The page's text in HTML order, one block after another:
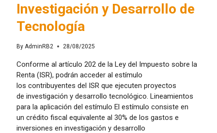
Investigación y Desarrollo de
Tecnología
By AdminRB2 28/08/2025
Conforme al artículo 202 de la Ley del Impuesto sobre la
Renta (ISR), podrán acceder al estímulo
los contribuyentes del ISR que ejecuten proyectos
de investigación y desarrollo tecnológico. Lineamientos
para la aplicación del estímulo El estímulo consiste en
un crédito fiscal equivalente al 30% de los gastos e
inversiones en investigación y desarrollo